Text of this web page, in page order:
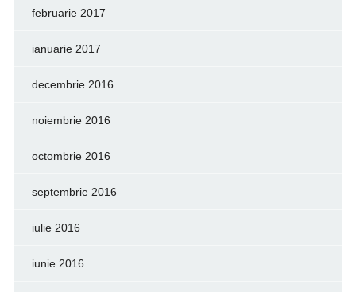
februarie 2017
ianuarie 2017
decembrie 2016
noiembrie 2016
octombrie 2016
septembrie 2016
iulie 2016
iunie 2016